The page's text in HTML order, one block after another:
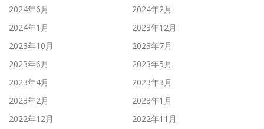
2024年6月
2024年2月
2024年1月
2023年12月
2023年10月
2023年7月
2023年6月
2023年5月
2023年4月
2023年3月
2023年2月
2023年1月
2022年12月
2022年11月